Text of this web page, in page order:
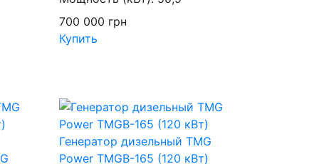
700 000 грн
Купить
Генератор дизельный TMG
Power TMGB-165 (120 кВт)